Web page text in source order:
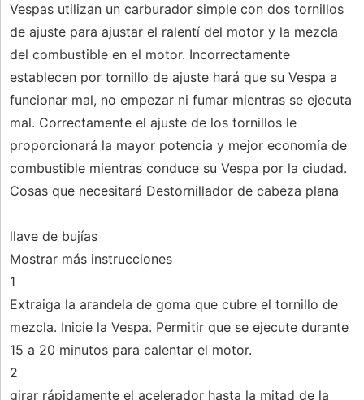
Vespas utilizan un carburador simple con dos tornillos
de ajuste para ajustar el ralentí del motor y la mezcla
del combustible en el motor. Incorrectamente
establecen por tornillo de ajuste hará que su Vespa a
funcionar mal, no empezar ni fumar mientras se ejecuta
mal. Correctamente el ajuste de los tornillos le
proporcionará la mayor potencia y mejor economía de
combustible mientras conduce su Vespa por la ciudad.
Cosas que necesitará Destornillador de cabeza plana
llave de bujías
Mostrar más instrucciones
1
Extraiga la arandela de goma que cubre el tornillo de
mezcla. Inicie la Vespa. Permitir que se ejecute durante
15 a 20 minutos para calentar el motor.
2
girar rápidamente el acelerador hasta la mitad de la